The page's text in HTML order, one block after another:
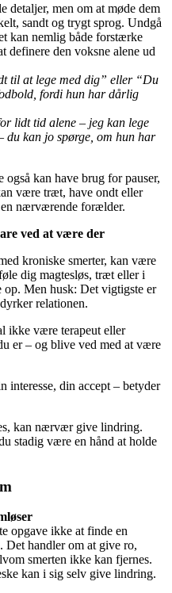
detaljer, men om at møde dem
sandt og trygt sprog. Undgå
kan nemlig både forstærke
definere den voksne alene ud
til at lege med dig” eller “Du
fordi hun har dårlig
lidt tid alene – jeg kan lege
kan jo spørge, om hun har
også kan have brug for pauser,
være træt, have ondt eller
nærværende forælder.
ved at være der
kroniske smerter, kan være
dig magtesløs, træt eller i
Men husk: Det vigtigste er
relationen.
ikke være terapeut eller
er – og blive ved med at være
interesse, din accept – betyder
kan nærvær give lindring.
stadig være en hånd at holde
opgave ikke at finde en
Det handler om at give ro,
smerten ikke kan fjernes.
kan i sig selv give lindring.